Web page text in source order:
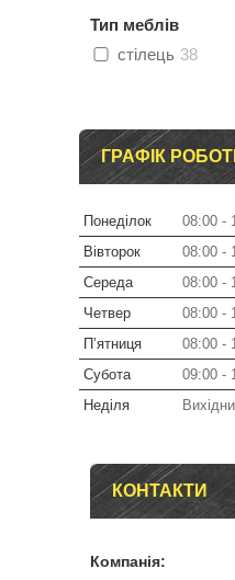
Тип меблів
стілець 38
ГРАФІК
Понеділок 08:00
Вівторок
08:00
Середа
08:00
Четвер
08:00
Пʼятниця
08:00
Субота
09:00
Неділя
КОНТАКТИ